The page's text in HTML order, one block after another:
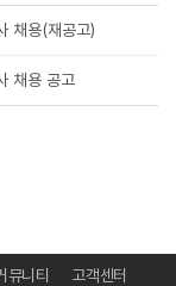
채용(재공고)
채용 공고
뮤니티 고객센터